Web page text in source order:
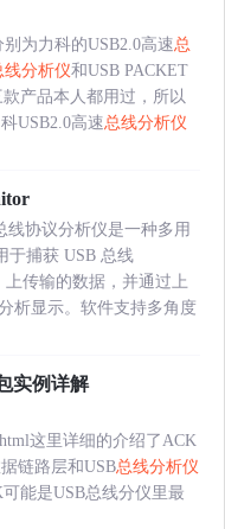
别为力科的USB2.0高速总
线分析仪和USB PACKET
款产品本人都用过，所以
USB2.0高速总线分析仪
线协议分析仪是一种多用
于捕获 USB 总线
上传输的数据，并通过上
析显示。软件支持多角度
实例详解
这里详细的介绍了ACK
链路层和USB总线分析仪
能是USB总线分仪里最